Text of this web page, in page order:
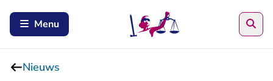
Menu
Nieuws